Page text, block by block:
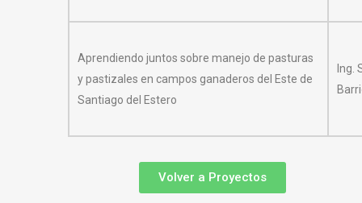
Aprendiendo juntos sobre manejo de pasturas
y pastizales en campos ganaderos del Este de
Santiago del Estero
Ing.
Volver a Proyectos